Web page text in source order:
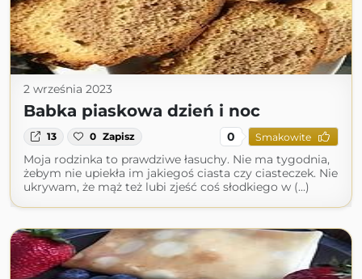
2 września 2023
Babka piaskowa dzień i noc
13 0 Zapisz 0 Smakowite
Moja rodzinka to prawdziwe łasuchy. Nie ma tygodnia,
żebym nie upiekła im jakiegoś ciasta czy ciasteczek. Nie
ukrywam, że mąż też lubi zjeść coś słodkiego w (...)